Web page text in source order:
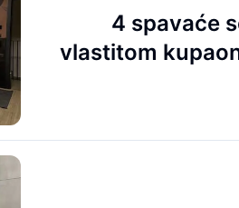
4 spavaće
vlastitom